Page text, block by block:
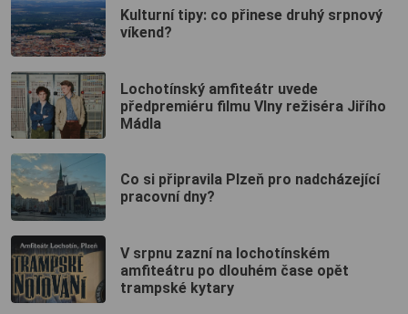
Kulturní tipy: co přinese druhý srpnový
víkend?
Lochotínský amfiteátr uvede
předpremiéru filmu Vlny režiséra Jiřího
Mádla
Co si připravila Plzeň pro nadcházející
pracovní dny?
V srpnu zazní na lochotínském
amfiteátru po dlouhém čase opět
trampské kytary